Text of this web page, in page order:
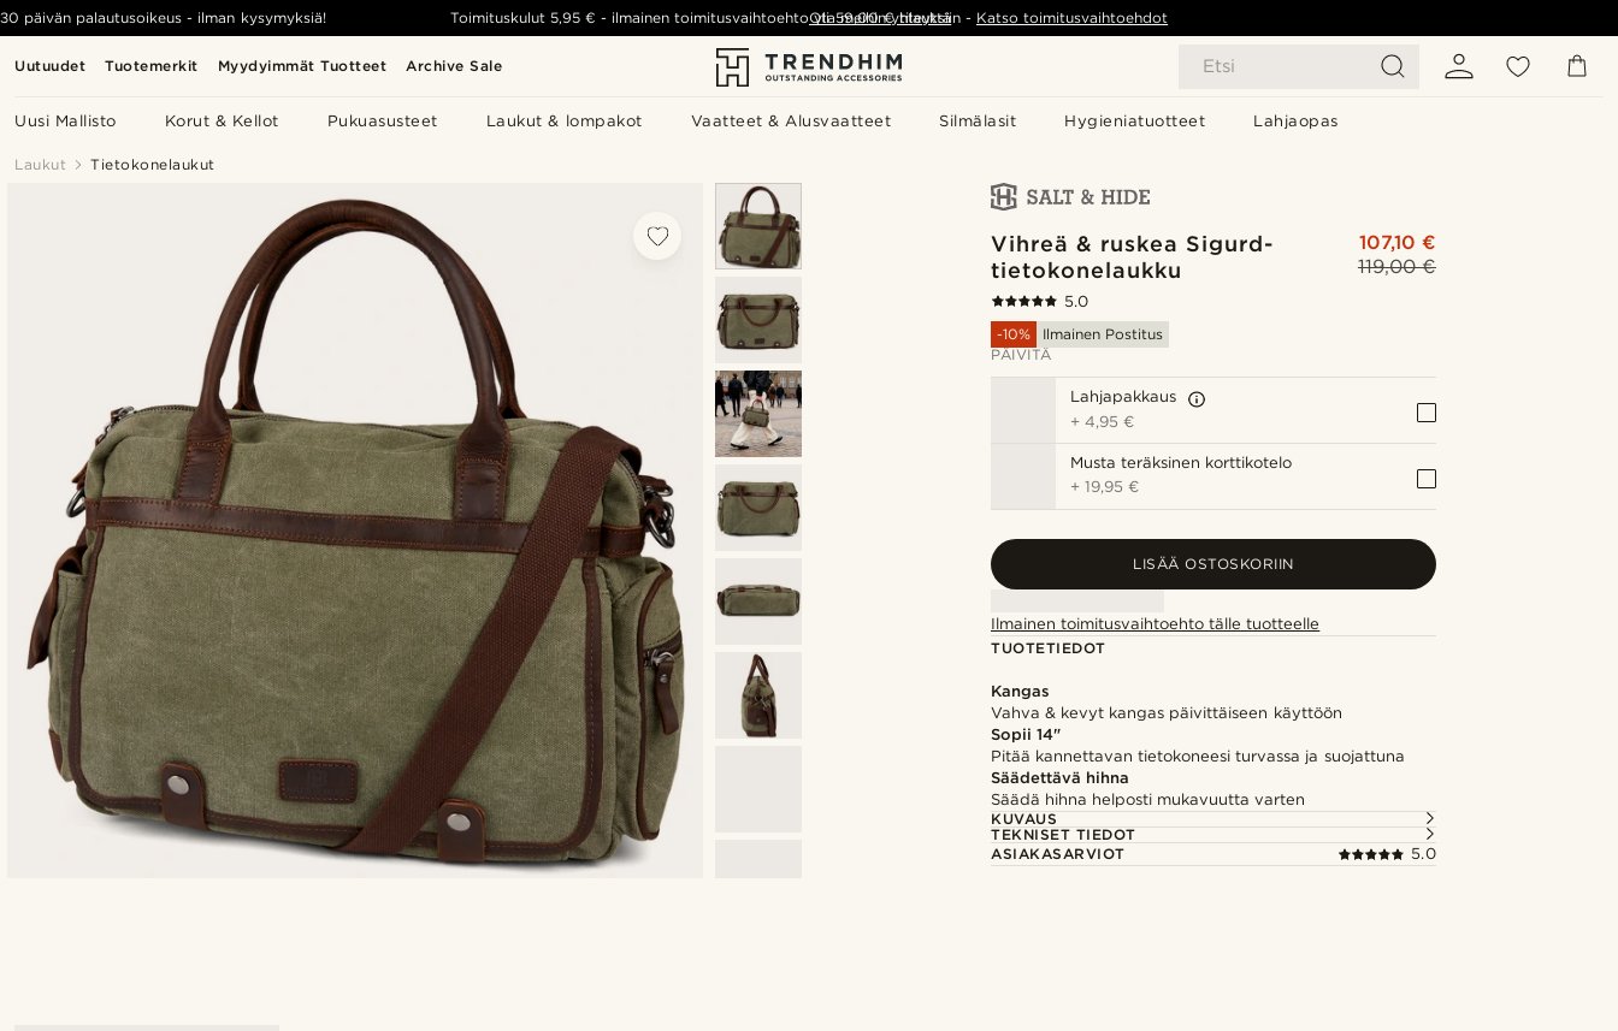
Uutuudet Tuotemerkit Myydyimmät Tuotteet Archive Sale Etsi
Uusi Mallisto Korut & Kellot Pukuasusteet Laukut & lompakot Vaatteet & Alusvaatteet Silmälasit Hygieniatuotteet Lahjaopas
30 päivän palautusoikeus - ilman kysymyksiä! Toimituskulut 5,95 € - ilmainen toimitusvaihtoehto yli 59,00 €tilauksiin - Katso toimitusvaihtoehdot
Ota meihin yhteyttä
Laukut Tietokonelaukut
Vihreä & ruskea Sigurd-
tietokonelaukku
119,00 €
107,10 €
5.0
-10%
Ilmainen Postitus
PÄIVITÄ
Lahjapakkaus
+4,95 €
Musta teräksinen korttikotelo
+19,95 €
LISÄÄ OSTOSKORIIN
Ilmainen toimitusvaihtoehto tälle tuotteelle
TUOTETIEDOT
Kangas
Vahva & kevyt kangas päivittäiseen käyttöön
Sopii 14"
Pitää kannettavan tietokoneesi turvassa ja suojattuna
Säädettävä hihna
Säädä hihna helposti mukavuutta varten
KUVAUS
TEKNISET TIEDOT
ASIAKASARVIOT
5.0